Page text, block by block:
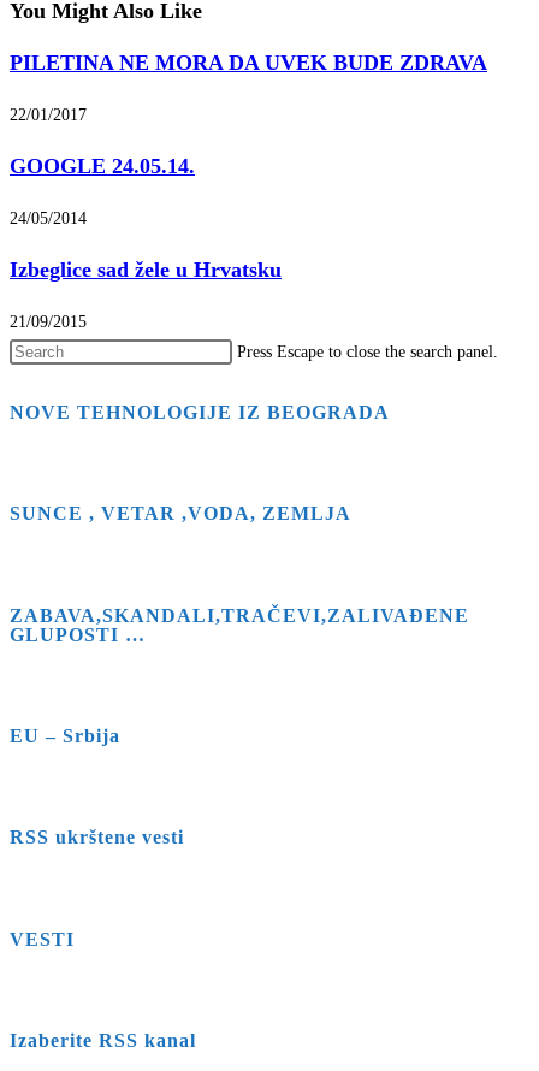
You Might Also Like
PILETINA NE MORA DA UVEK BUDE ZDRAVA
22/01/2017
GOOGLE 24.05.14.
24/05/2014
Izbeglice sad žele u Hrvatsku
21/09/2015
Press Escape to close the search panel.
NOVE TEHNOLOGIJE IZ BEOGRADA
SUNCE , VETAR ,VODA, ZEMLJA
ZABAVA,SKANDALI,TRAČEVI,ZALIVAĐENE
GLUPOSTI …
EU – Srbija
RSS ukrštene vesti
VESTI
Izaberite RSS kanal